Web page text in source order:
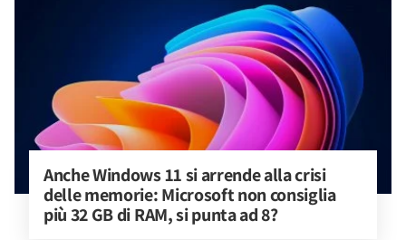
Anche Windows 11 si arrende alla crisi
delle memorie: Microsoft non consiglia
più 32 GB di RAM, si punta ad 8?